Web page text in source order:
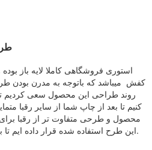
استوری فروشگاهی کاملا لایه باز
کفش میباشد که باتوجه به مدرن بودن
روند طراحی این محصول سعی کردیم
کنیم تا بعد از چاپ شما از سایر رقبا
محصول و طرحی متفاوت تر از رقبا
این طرح استفاده شده قرار داده ایم تا به راحتی استوری را ویرایش کنید.